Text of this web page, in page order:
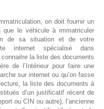
on doit fournir un
que le véhicule à immatriculer
de sa situation et de votre
internet spécialisé dans
la liste des documents
de l’Intérieur pour faire une
sur internet ou qu’on fasse
la liste des documents à
d’un justificatif récent de
ou CIN ou autre), l’ancienne